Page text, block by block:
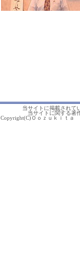
当サイトに掲載されて
当サイトに関する著
Copyright(C)Ｏｏｚｕｋｉｔａ